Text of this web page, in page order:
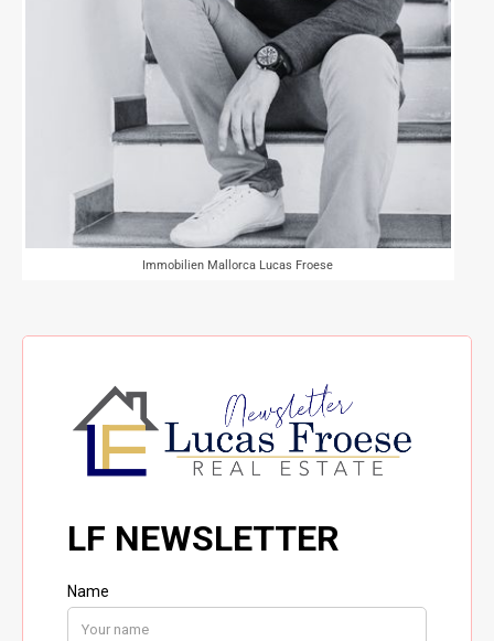
Immobilien Mallorca Lucas Froese